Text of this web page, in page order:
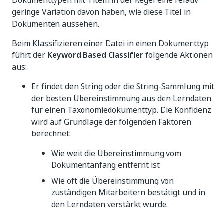
geringe Variation davon haben, wie diese Titel in
Dokumenten aussehen.
Beim Klassifizieren einer Datei in einen Dokumenttyp
führt der Keyword Based Classifierfolgende Aktionen
aus:
Er findet den String oder die String-Sammlung mit
der besten Übereinstimmung aus den Lerndaten
für einen Taxonomiedokumenttyp. Die Konfidenz
wird auf Grundlage der folgenden Faktoren
berechnet:
Wie weit die Übereinstimmung vom
Dokumentanfang entfernt ist
Wie oft die Übereinstimmung von
zuständigen Mitarbeitern bestätigt und in
den Lerndaten verstärkt wurde.